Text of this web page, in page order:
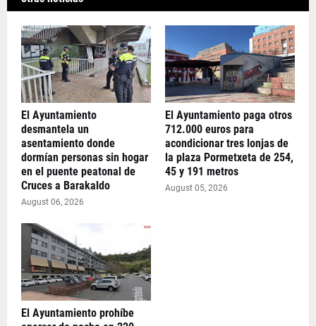
El Ayuntamiento
desmantela un
asentamiento donde
dormían personas sin hogar
en el puente peatonal de
Cruces a Barakaldo
August 06, 2026
El Ayuntamiento paga otros
712.000 euros para
acondicionar tres lonjas de
la plaza Pormetxeta de 254,
45 y 191 metros
August 05, 2026
El Ayuntamiento prohíbe